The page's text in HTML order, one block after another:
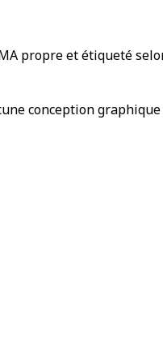
propre et étiqueté
conception